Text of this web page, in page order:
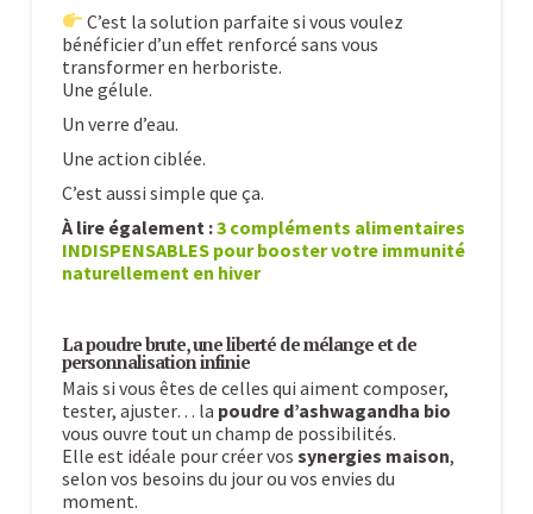
C’est la solution parfaite si vous voulez
bénéficier d’un effet renforcé sans vous
transformer en herboriste.
Une gélule.
Un verre d’eau.
Une action ciblée.
C’est aussi simple que ça.
À lire également :3 compléments alimentaires
INDISPENSABLES pour booster votre immunité
naturellement en hiver
La poudre brute, une liberté de mélange et de
personnalisation infinie
Mais si vous êtes de celles qui aiment composer,
tester, ajuster… la poudre d’ashwagandha bio
vous ouvre tout un champ de possibilités.
Elle est idéale pour créer vos synergies maison,
selon vos besoins du jour ou vos envies du
moment.